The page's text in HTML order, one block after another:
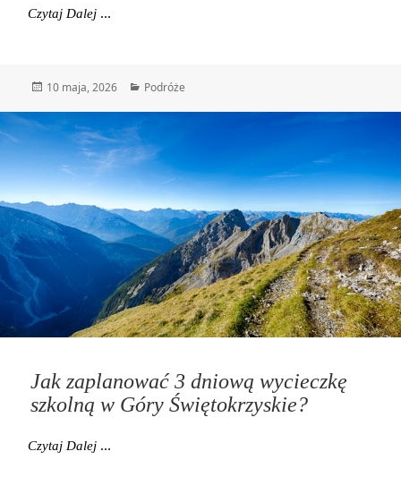
Czytaj Dalej
Data
10 maja, 2026 Kategorie
Podróże
Jak zaplanować 3 dniową wycieczkę
szkolną w Góry Świętokrzyskie?
Czytaj Dalej